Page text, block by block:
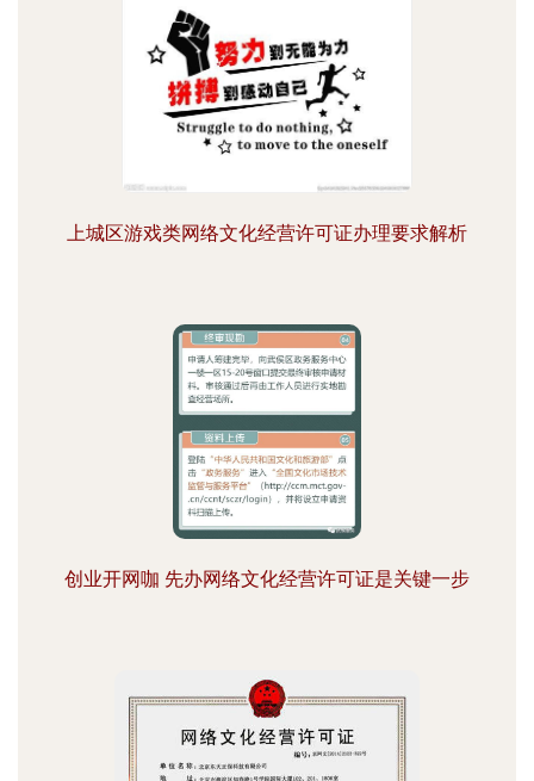
上城区游戏类网络文化经营许可证办理要求解析
创业开网咖 先办网络文化经营许可证是关键一步